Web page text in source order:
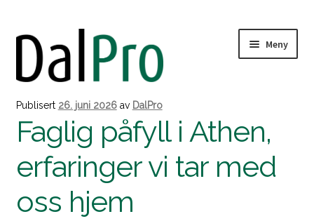
Meny
Gårdsopplevelser
Kurs
Avdelinger
Publisert 26. juni 2026 av DalPro
Faglig påfyll i Athen,
erfaringer vi tar med
oss hjem